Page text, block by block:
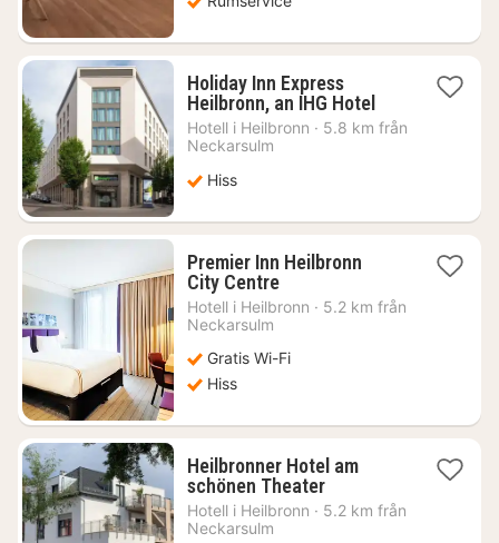
Holiday Inn Express
Heilbronn, an IHG Hotel1
natt
Hotell i Heilbronn · 5.8 km från
Neckarsulm
Hiss
Premier Inn Heilbronn
City Centre1
natt
kr.
Hotell i Heilbronn · 5.2 km från
Neckarsulm
Gratis Wi-Fi
Hiss
Heilbronner Hotel am
schönen Theater1
natt
Hotell i Heilbronn · 5.2 km från
Neckarsulm